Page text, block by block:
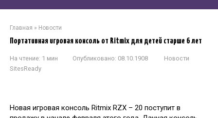
Главная » Новости
Портативная игровая консоль от Ritmix для детей старше 6 лет
На чтение: 1 мин Опубликовано: 08.10.1908
Новости
SitesReady
Новая игровая консоль Ritmix RZX – 20 поступит в